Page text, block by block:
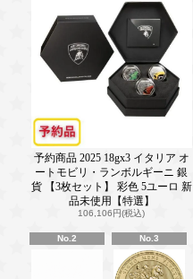
予約商品 2025 18gx3 イタリア オ
ートモビリ・ランボルギーニ 銀
貨 【3枚セット】 彩色 5ユーロ 新
品未使用【特選】
106,106円(税込)
No.2 No.3